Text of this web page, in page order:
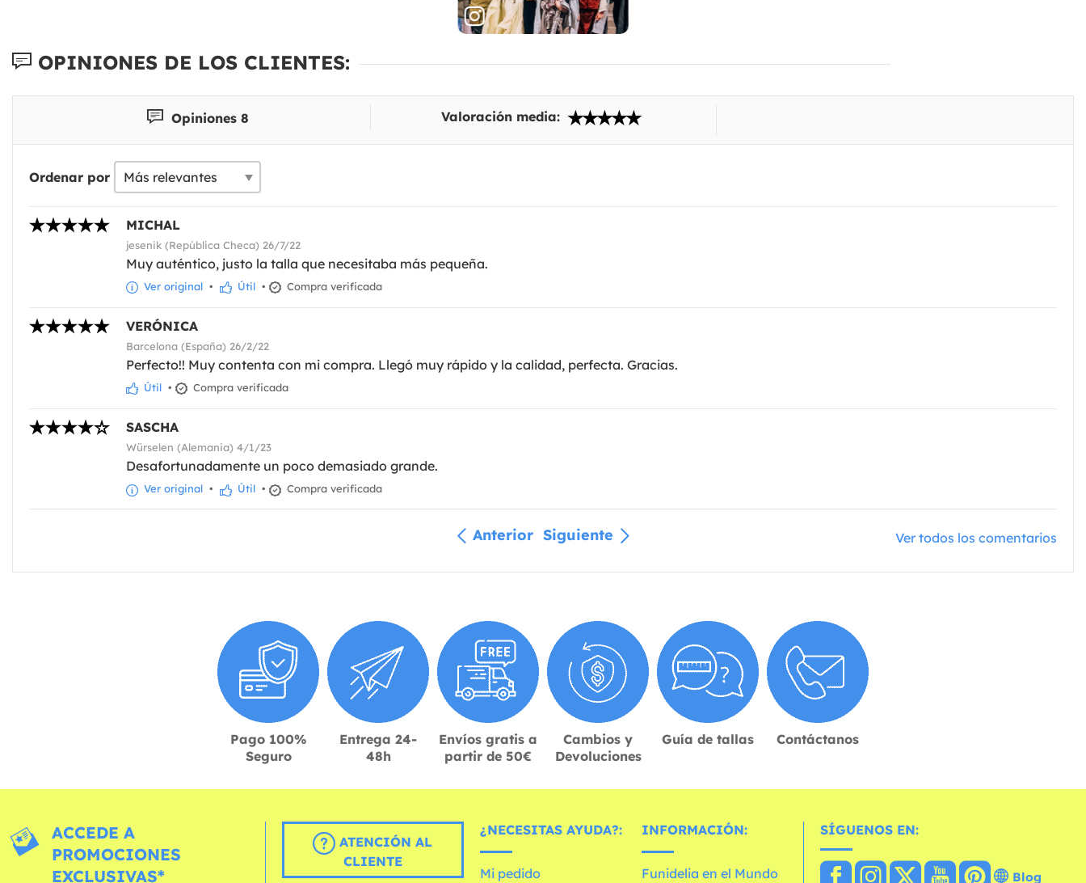
OPINIONES DE LOS CLIENTES:
Opiniones 8 Valoración media:
Ordenar por
MICHAL
jesenik (República Checa) 26/7/22
Muy auténtico, justo la talla que necesitaba más pequeña.
Ver original • Útil • Compra verificada
VERÓNICA
Barcelona (España) 26/2/22
Perfecto!! Muy contenta con mi compra. Llegó muy rápido y la calidad, perfecta. Gracias.
Útil • Compra verificada
SASCHA
Würselen (Alemania) 4/1/23
Desafortunadamente un poco demasiado grande.
Ver original • Útil • Compra verificada
Anterior Siguiente Ver todos los comentarios
Pago 100%
Seguro
Entrega 24-
48h
Envíos gratis a
partir de 50€
Cambios y
Devoluciones
Guía de tallas Contáctanos
ACCEDE A
PROMOCIONES
EXCLUSIVAS*
ATENCIÓN AL
CLIENTE
¿NECESITAS AYUDA?:
Mi pedido
INFORMACIÓN:
Funidelia en el Mundo
SÍGUENOS EN:
Blog